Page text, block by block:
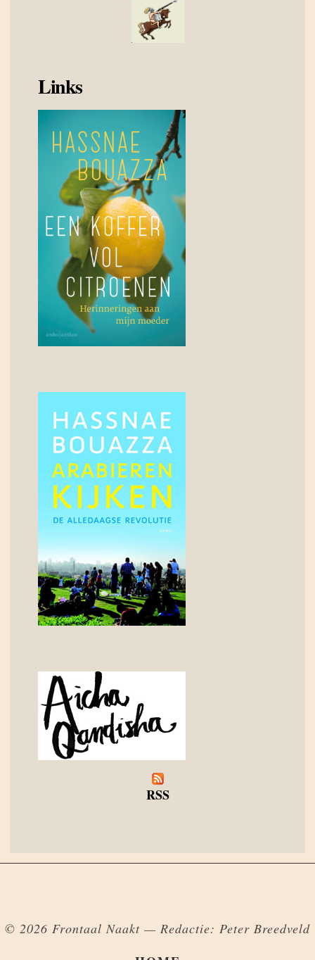
Links
RSS
© 2026 Frontaal Naakt — Redactie: Peter Breedveld